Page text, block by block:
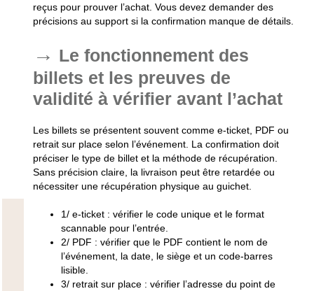
reçus pour prouver l’achat. Vous devez demander des
précisions au support si la confirmation manque de détails.
Le fonctionnement des
billets et les preuves de
validité à vérifier avant l’achat
Les billets se présentent souvent comme e-ticket, PDF ou
retrait sur place selon l’événement. La confirmation doit
préciser le type de billet et la méthode de récupération.
Sans précision claire, la livraison peut être retardée ou
nécessiter une récupération physique au guichet.
1/ e-ticket: vérifier le code unique et le format
scannable pour l’entrée.
2/ PDF : vérifier que le PDF contient le nom de
l’événement, la date, le siège et un code-barres
lisible.
3/ retrait sur place: vérifier l’adresse du point de